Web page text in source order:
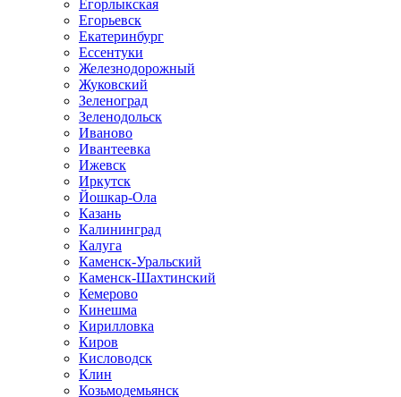
Егорлыкская
Егорьевск
Екатеринбург
Ессентуки
Железнодорожный
Жуковский
Зеленоград
Зеленодольск
Иваново
Ивантеевка
Ижевск
Иркутск
Йошкар-Ола
Казань
Калининград
Калуга
Каменск-Уральский
Каменск-Шахтинский
Кемерово
Кинешма
Кирилловка
Киров
Кисловодск
Клин
Козьмодемьянск